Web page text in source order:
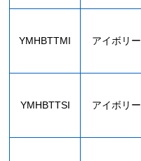
YMHBTTMI アイボリー
YMHBTTSI アイボリー